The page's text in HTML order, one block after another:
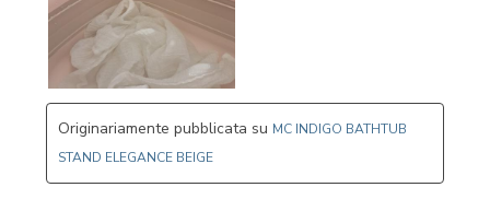
Originariamente pubblicata su MC INDIGO BATHTUB
STAND ELEGANCE BEIGE